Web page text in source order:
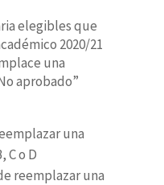
elegibles que
2020/21
una
aprobado”
una
C o D
reemplazar una